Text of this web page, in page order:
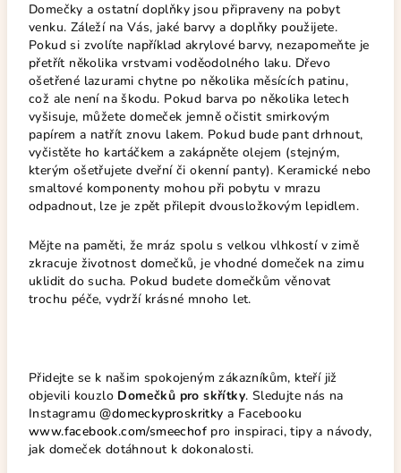
Domečky a ostatní doplňky jsou připraveny na pobyt
venku. Záleží na Vás, jaké barvy a doplňky použijete.
Pokud si zvolíte například akrylové barvy, nezapomeňte je
přetřít několika vrstvami voděodolného laku. Dřevo
ošetřené lazurami chytne po několika měsících patinu,
což ale není na škodu. Pokud barva po několika letech
vyšisuje, můžete domeček jemně očistit smirkovým
papírem a natřít znovu lakem. Pokud bude pant drhnout,
vyčistěte ho kartáčkem a zakápněte olejem (stejným,
kterým ošetřujete dveřní či okenní panty). Keramické nebo
smaltové komponenty mohou při pobytu v mrazu
odpadnout, lze je zpět přilepit dvousložkovým lepidlem.
Mějte na paměti, že mráz spolu s velkou vlhkostí v zimě
zkracuje životnost domečků, je vhodné domeček na zimu
uklidit do sucha. Pokud budete domečkům věnovat
trochu péče, vydrží krásné mnoho let.
Přidejte se k našim spokojeným zákazníkům, kteří již
objevili kouzlo Domečků pro skřítky. Sledujte nás na
Instagramu@domeckyproskritky a Facebooku
www.facebook.com/smeechof pro inspiraci, tipy a návody,
jak domeček dotáhnout k dokonalosti.